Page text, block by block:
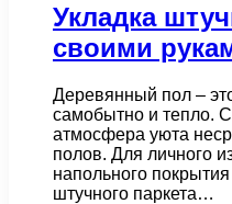
Укладка
своими
Деревянный пол –
самобытно и тепло.
атмосфера уюта
полов. Для личного
напольного
штучного паркета…